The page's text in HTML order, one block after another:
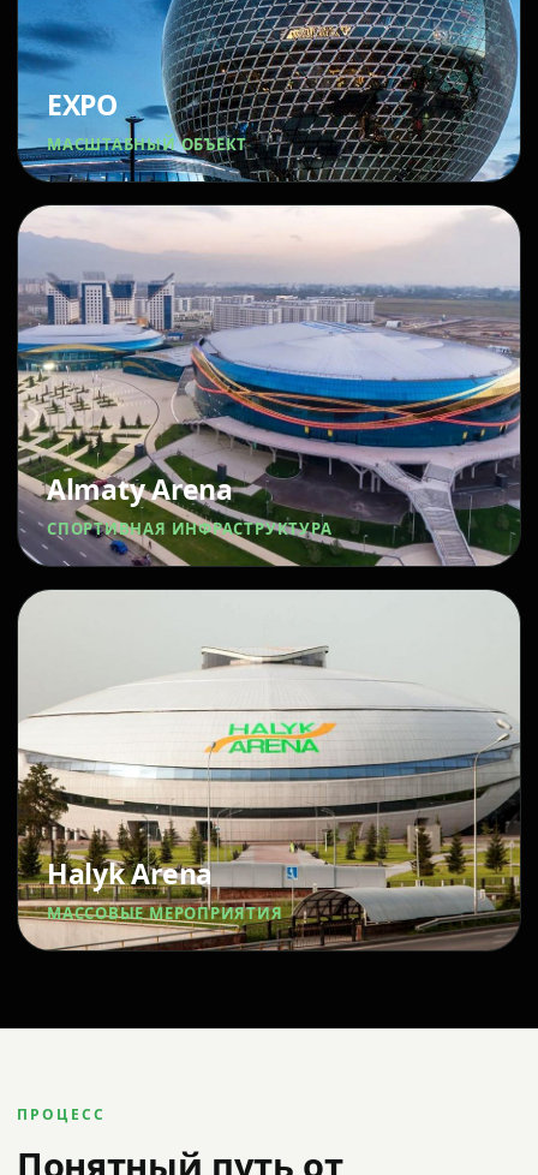
EXPO
МАСШТАБНЫЙ ОБЪЕКТ
Almaty Arena
СПОРТИВНАЯ ИНФРАСТРУКТУРА
Halyk Arena
МАССОВЫЕ МЕРОПРИЯТИЯ
ПРОЦЕСС
Понятный путь от